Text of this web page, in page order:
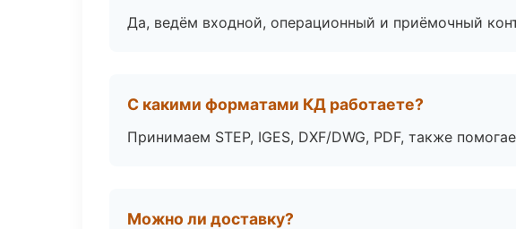
Да, ведём входной, операционный и приёмочный
С какими форматами КД работаете?
Принимаем STEP, IGES, DXF/DWG, PDF, также
Можно ли доставку?